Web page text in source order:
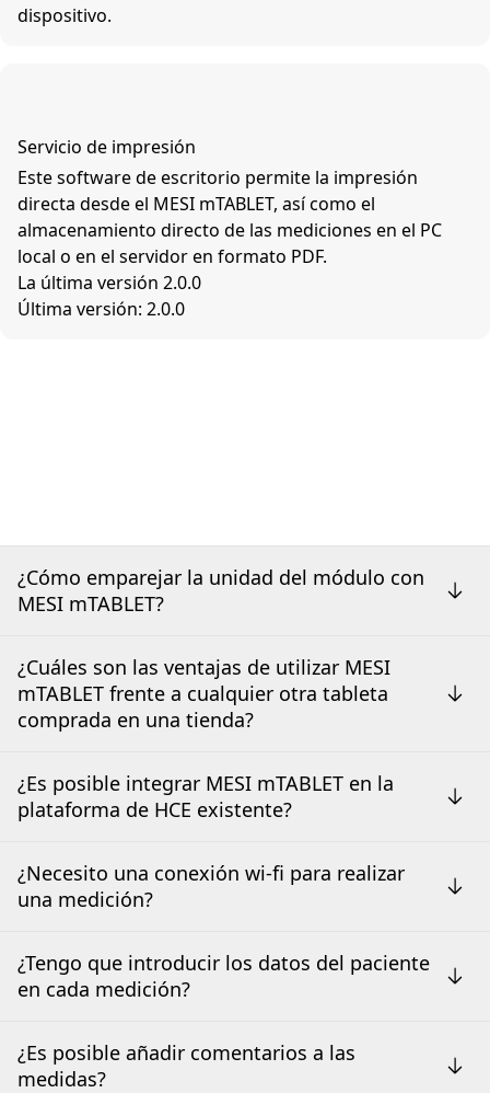
dispositivo.
Servicio de impresión
Este software de escritorio permite la impresión
directa desde el MESI mTABLET, así como el
almacenamiento directo de las mediciones en el PC
local o en el servidor en formato PDF.
La última versión 2.0.0
Última versión: 2.0.0
¿Cómo emparejar la unidad del módulo con
MESI mTABLET?
¿Cuáles son las ventajas de utilizar MESI
mTABLET frente a cualquier otra tableta
comprada en una tienda?
¿Es posible integrar MESI mTABLET en la
plataforma de HCE existente?
¿Necesito una conexión wi-fi para realizar
una medición?
¿Tengo que introducir los datos del paciente
en cada medición?
¿Es posible añadir comentarios a las
medidas?